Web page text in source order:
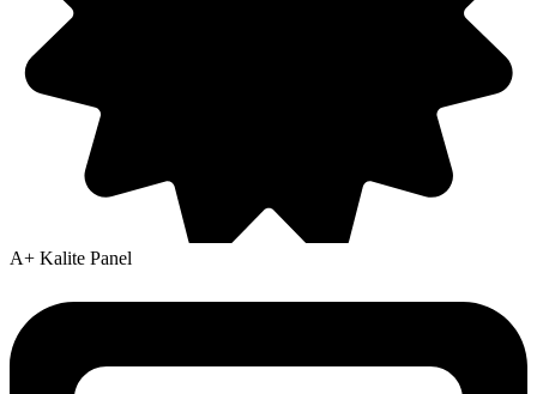
A+ Kalite Panel